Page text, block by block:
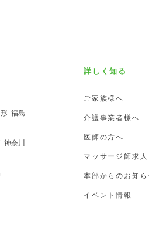
福島
神奈川
詳しく知る
ご家族様へ
介護事業者様へ
医師の方へ
マッサージ師求人
本部からのお知ら
イベント情報